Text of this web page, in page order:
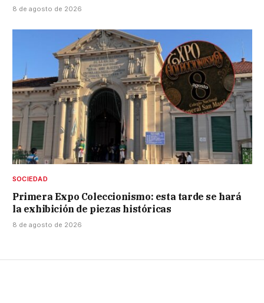
8 de agosto de 2026
SOCIEDAD
Primera Expo Coleccionismo: esta tarde se hará
la exhibición de piezas históricas
8 de agosto de 2026